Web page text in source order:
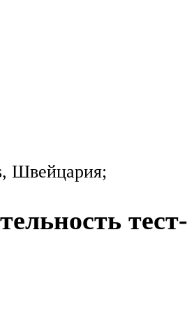
Швейцария;